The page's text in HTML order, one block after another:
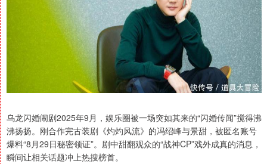
乌龙闪婚闹剧2025年9月，娱乐圈被一场突如其来的“闪婚传闻”搅得沸
沸扬扬。刚合作完古装剧《灼灼风流》的冯绍峰与景甜，被匿名账号
爆料“8月29日秘密领证”。剧中甜翻观众的“战神CP”戏外成真的消息，
瞬间让相关话题冲上热搜榜首。